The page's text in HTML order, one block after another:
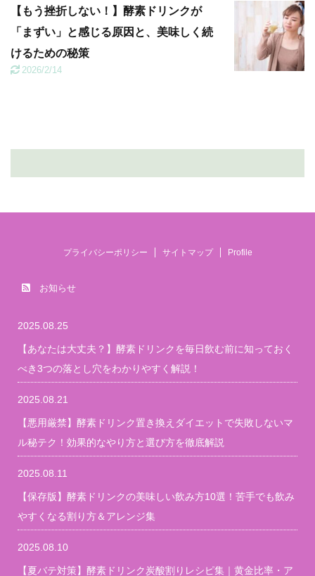
【もう挫折しない！】酵素ドリンクが
「まずい」と感じる原因と、美味しく続
けるための秘策
2026/2/14
プライバシーポリシー サイトマップ Profile
お知らせ
2025.08.25
【あなたは大丈夫？】酵素ドリンクを毎日飲む前に知っておく
べき3つの落とし穴をわかりやすく解説！
2025.08.21
【悪用厳禁】酵素ドリンク置き換えダイエットで失敗しないマ
ル秘テク！効果的なやり方と選び方を徹底解説
2025.08.11
【保存版】酵素ドリンクの美味しい飲み方10選！苦手でも飲み
やすくなる割り方＆アレンジ集
2025.08.10
【夏バテ対策】酵素ドリンク炭酸割りレシピ集｜黄金比率・ア